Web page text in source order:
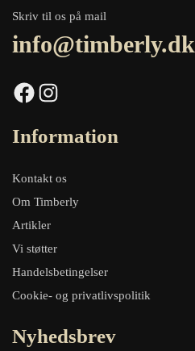
Skriv til os på mail
info@timberly.dk
Facebook Instagram
Information
Kontakt os
Om Timberly
Artikler
Vi støtter
Handelsbetingelser
Cookie- og privatlivspolitik
Nyhedsbrev